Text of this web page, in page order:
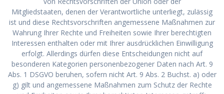
Mitgliedstaaten, denen der Verantwortliche unterliegt, zulässig
ist und diese Rechtsvorschriften angemessene Maßnahmen zur
Wahrung Ihrer Rechte und Freiheiten sowie Ihrer berechtigten
Interessen enthalten oder mit Ihrer ausdrücklichen Einwilligung
erfolgt. Allerdings dürfen diese Entscheidungen nicht auf
besonderen Kategorien personenbezogener Daten nach Art. 9
Abs. 1 DSGVO beruhen, sofern nicht Art. 9 Abs. 2 Buchst. a) oder
g) gilt und angemessene Maßnahmen zum Schutz der Rechte